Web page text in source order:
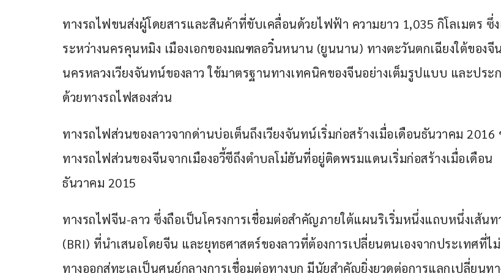
ทางรถไฟขนส่งผู้โดยสารและสินค้าที่ขับเคลื่อนด้วยไฟฟ้า ความยาว 1,035 กิโลเมตร ซึ่ง
ระหว่างนครคุนหมิง เมืองเอกของมณฑลอวิ๋นหนาน (ยูนนาน) ทางตะวันตกเฉียงใต้ของจี
นครหลวงเวียงจันทน์ของลาว ใช้มาตรฐานทางเทคนิคของจีนอย่างเต็มรูปแบบ และประ
ด้วยทางรถไฟสองส่วน
ทางรถไฟส่วนของลาวจากด่านบ่อเต็นถึงเวียงจันทน์เริ่มก่อสร้างเมื่อเดือนธันวาคม
ทางรถไฟส่วนของจีนจากเมืองอวี้ซีถึงตำบลโม๋ฮันที่อยู่ติดพรมแดนเริ่มก่อสร้างเมื่อเดือน
ธันวาคม 2015
ทางรถไฟจีน-ลาว ซึ่งถือเป็นโครงการเชื่อมต่อสำคัญภายใต้แผนริเริ่มหนึ่งแถบหนึ่งเส้นท
(BRI) ที่นำเสนอโดยจีน และยุทธศาสตร์ของลาวที่ต้องการเปลี่ยนตนเองจากประเทศที่ไ
ทางออกสู่ทะเลเป็นศูนย์กลางการเชื่อมต่อทางบก มีนัยสำคัญยิ่งยวดต่อการแลกเปลี่ยนทา